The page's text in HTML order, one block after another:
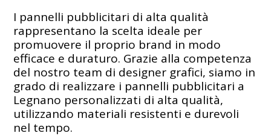
I pannelli pubblicitari di alta qualità
rappresentano la scelta ideale per
promuovere il proprio brand in modo
efficace e duraturo. Grazie alla competenza
del nostro team di designer grafici, siamo in
grado di realizzare i pannelli pubblicitari a
Legnano personalizzati di alta qualità,
utilizzando materiali resistenti e durevoli
nel tempo.